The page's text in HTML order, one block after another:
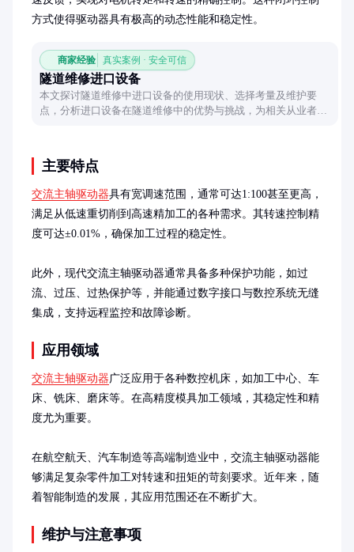
方式使得驱动器具有极高的动态性能和稳定性。
商家经验 真实案例 · 安全可信
隧道维修进口设备
本文探讨隧道维修中进口设备的使用现状、选择考量及维护要
点，分析进口设备在隧道维修中的优势与挑战，为相关从业者提
主要特点
交流主轴驱动器具有宽调速范围，通常可达1:100甚至更高，
满足从低速重切削到高速精加工的各种需求。其转速控制精
度可达±0.01%，确保加工过程的稳定性。
此外，现代交流主轴驱动器通常具备多种保护功能，如过
流、过压、过热保护等，并能通过数字接口与数控系统无缝
集成，支持远程监控和故障诊断。
应用领域
交流主轴驱动器广泛应用于各种数控机床，如加工中心、车
床、铣床、磨床等。在高精度模具加工领域，其稳定性和精
度尤为重要。
在航空航天、汽车制造等高端制造业中，交流主轴驱动器能
够满足复杂零件加工对转速和扭矩的苛刻要求。近年来，随
着智能制造的发展，其应用范围还在不断扩大。
维护与注意事项